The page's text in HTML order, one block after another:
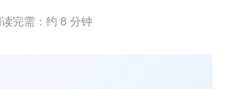
读完需：约 8 分钟